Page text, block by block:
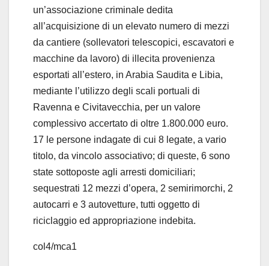
i
d
e
o
un’associazione criminale dedita
all’acquisizione di un elevato numero di mezzi
da cantiere (sollevatori telescopici, escavatori e
macchine da lavoro) di illecita provenienza
esportati all’estero, in Arabia Saudita e Libia,
mediante l’utilizzo degli scali portuali di
Ravenna e Civitavecchia, per un valore
complessivo accertato di oltre 1.800.000 euro.
17 le persone indagate di cui 8 legate, a vario
titolo, da vincolo associativo; di queste, 6 sono
state sottoposte agli arresti domiciliari;
sequestrati 12 mezzi d’opera, 2 semirimorchi, 2
autocarri e 3 autovetture, tutti oggetto di
riciclaggio ed appropriazione indebita.
col4/mca1